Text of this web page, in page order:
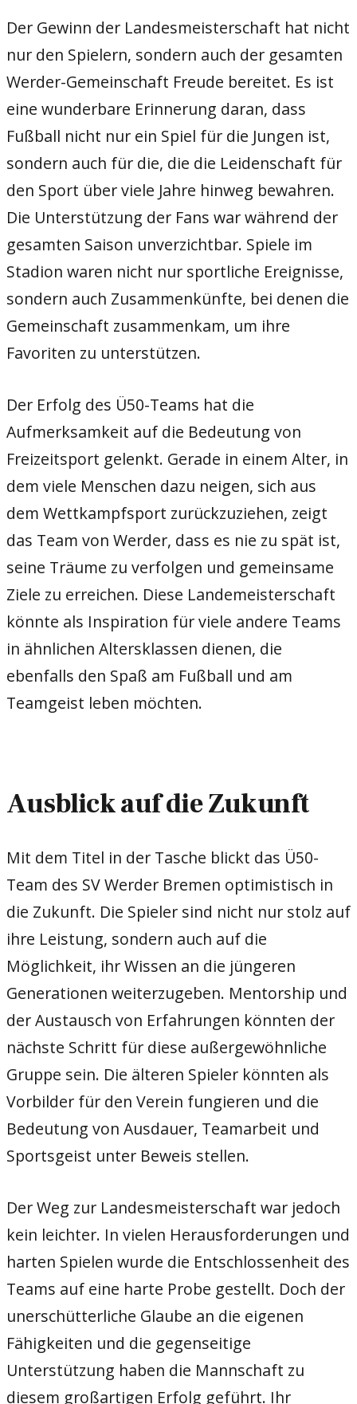
Der Gewinn der Landesmeisterschaft hat nicht
nur den Spielern, sondern auch der gesamten
Werder-Gemeinschaft Freude bereitet. Es ist
eine wunderbare Erinnerung daran, dass
Fußball nicht nur ein Spiel für die Jungen ist,
sondern auch für die, die die Leidenschaft für
den Sport über viele Jahre hinweg bewahren.
Die Unterstützung der Fans war während der
gesamten Saison unverzichtbar. Spiele im
Stadion waren nicht nur sportliche Ereignisse,
sondern auch Zusammenkünfte, bei denen die
Gemeinschaft zusammenkam, um ihre
Favoriten zu unterstützen.
Der Erfolg des Ü50-Teams hat die
Aufmerksamkeit auf die Bedeutung von
Freizeitsport gelenkt. Gerade in einem Alter, in
dem viele Menschen dazu neigen, sich aus
dem Wettkampfsport zurückzuziehen, zeigt
das Team von Werder, dass es nie zu spät ist,
seine Träume zu verfolgen und gemeinsame
Ziele zu erreichen. Diese Landemeisterschaft
könnte als Inspiration für viele andere Teams
in ähnlichen Altersklassen dienen, die
ebenfalls den Spaß am Fußball und am
Teamgeist leben möchten.
Ausblick auf die Zukunft
Mit dem Titel in der Tasche blickt das Ü50-
Team des SV Werder Bremen optimistisch in
die Zukunft. Die Spieler sind nicht nur stolz auf
ihre Leistung, sondern auch auf die
Möglichkeit, ihr Wissen an die jüngeren
Generationen weiterzugeben. Mentorship und
der Austausch von Erfahrungen könnten der
nächste Schritt für diese außergewöhnliche
Gruppe sein. Die älteren Spieler könnten als
Vorbilder für den Verein fungieren und die
Bedeutung von Ausdauer, Teamarbeit und
Sportsgeist unter Beweis stellen.
Der Weg zur Landesmeisterschaft war jedoch
kein leichter. In vielen Herausforderungen und
harten Spielen wurde die Entschlossenheit des
Teams auf eine harte Probe gestellt. Doch der
unerschütterliche Glaube an die eigenen
Fähigkeiten und die gegenseitige
Unterstützung haben die Mannschaft zu
diesem großartigen Erfolg geführt. Ihr